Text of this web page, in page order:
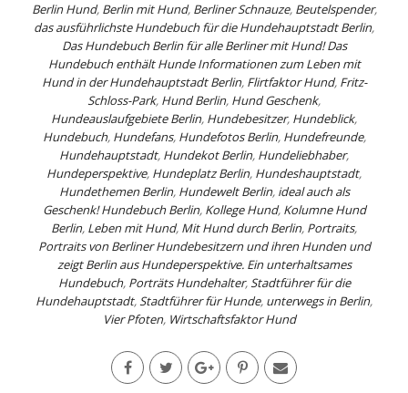
Berlin Hund, Berlin mit Hund, Berliner Schnauze, Beutelspender,
das ausführlichste Hundebuch für die Hundehauptstadt Berlin,
Das Hundebuch Berlin für alle Berliner mit Hund! Das
Hundebuch enthält Hunde Informationen zum Leben mit
Hund in der Hundehauptstadt Berlin, Flirtfaktor Hund, Fritz-
Schloss-Park, Hund Berlin, Hund Geschenk,
Hundeauslaufgebiete Berlin, Hundebesitzer, Hundeblick,
Hundebuch, Hundefans, Hundefotos Berlin, Hundefreunde,
Hundehauptstadt, Hundekot Berlin, Hundeliebhaber,
Hundeperspektive, Hundeplatz Berlin, Hundeshauptstadt,
Hundethemen Berlin, Hundewelt Berlin, ideal auch als
Geschenk! Hundebuch Berlin, Kollege Hund, Kolumne Hund
Berlin, Leben mit Hund, Mit Hund durch Berlin, Portraits,
Portraits von Berliner Hundebesitzern und ihren Hunden und
zeigt Berlin aus Hundeperspektive. Ein unterhaltsames
Hundebuch, Porträts Hundehalter,Stadtführer für die
Hundehauptstadt,Stadtführer für Hunde, unterwegs in Berlin,
Vier Pfoten, Wirtschaftsfaktor Hund